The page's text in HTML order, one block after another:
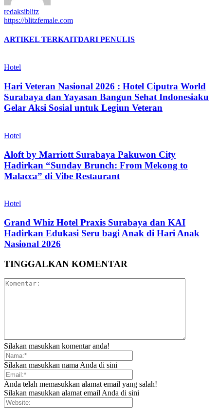
redaksiblitz
https://blitzfemale.com
ARTIKEL TERKAITDARI PENULIS
Hotel
Hari Veteran Nasional 2026 : Hotel Ciputra World
Surabaya dan Yayasan Bangun Sehat Indonesiaku
Gelar Aksi Sosial untuk Legiun Veteran
Hotel
Aloft by Marriott Surabaya Pakuwon City
Hadirkan “Sunday Brunch: From Mekong to
Malacca” di Vibe Restaurant
Hotel
Grand Whiz Hotel Praxis Surabaya dan KAI
Hadirkan Edukasi Seru bagi Anak di Hari Anak
Nasional 2026
TINGGALKAN KOMENTAR
Silakan masukkan komentar anda!
Silakan masukkan nama Anda di sini
Anda telah memasukkan alamat email yang salah!
Silakan masukkan alamat email Anda di sini